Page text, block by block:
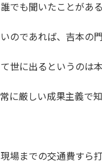
でも聞いたことがあ
のであれば、吉本の
世に出るというのは本
に厳しい成果主義で知
場までの交通費すら